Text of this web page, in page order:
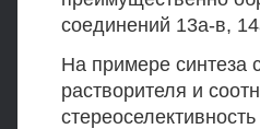
соединений 13а-в,
На примере синтеза
растворителя и